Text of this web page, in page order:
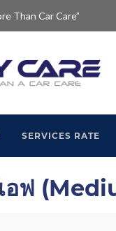
Than Car Care”
SERVICES RATE
HOME ไม้เอ็มดีเอฟ
อฟ